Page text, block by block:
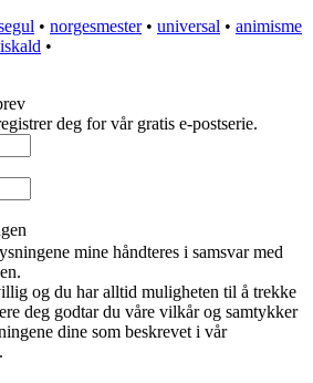
• norgesmester• universal • animisme
iskald •
deg for vår gratis e-postserie.
mine håndteres i samsvar med
og du har alltid muligheten til å trekke
deg godtar du våre vilkår og samtykker
dine som beskrevet i vår